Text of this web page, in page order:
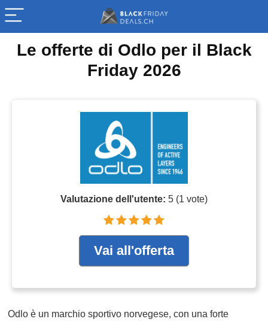
Le offerte di Odlo per il Black
Friday 2026
Valutazione dell'utente: 5 (1 vote)
Vai all'offerta
Odlo è un marchio sportivo norvegese, con una forte